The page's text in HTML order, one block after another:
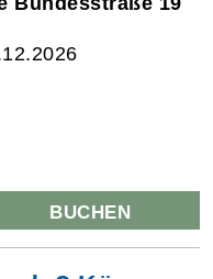
BUCHEN